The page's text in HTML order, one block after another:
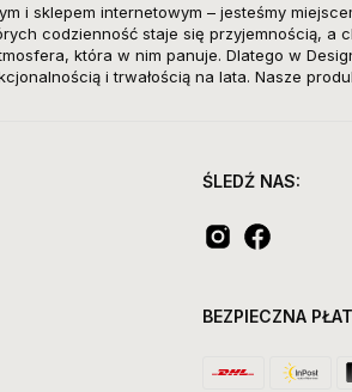
i sklepem internetowym – jesteśmy
codzienność staje się przyjemnością, a
która w nim panuje. Dlatego w
i trwałością na lata. Nasze
ŚLEDŹ NAS:
BEZPIECZNA